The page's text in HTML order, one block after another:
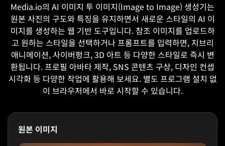
Media.io의 AI 이미지 투 이미지(Image to Image) 생성기는
원본 사진의 구도와 특징을 유지하면서 새로운 스타일의 AI 이
미지를 생성하는 웹 기반 도구입니다. 참조 이미지를 업로드하
고 원하는 스타일을 선택하거나 프롬프트를 입력하면, 지브리
애니메이션, 사이버펑크, 3D 아트 등 다양한 스타일로 즉시 변
환됩니다. 프로필 아바타 제작, SNS 콘텐츠 구상, 디자인 컨셉
시각화 등 다양한 작업에 활용해 보세요. 별도 프로그램 설치 없
이 브라우저에서 바로 시작할 수 있습니다.
원본 이미지